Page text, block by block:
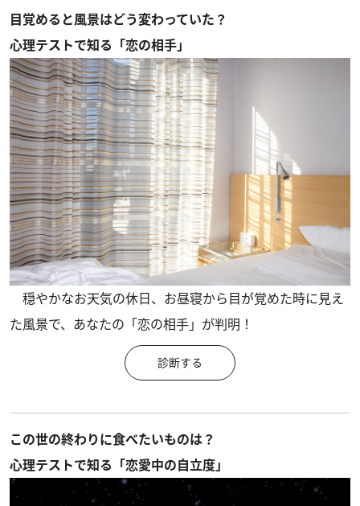
目覚めると風景はどう変わっていた？
心理テストで知る「恋の相手」
穏やかなお天気の休日、お昼寝から目が覚めた時に見え
た風景で、あなたの「恋の相手」が判明！
診断する
この世の終わりに食べたいものは？
心理テストで知る「恋愛中の自立度」